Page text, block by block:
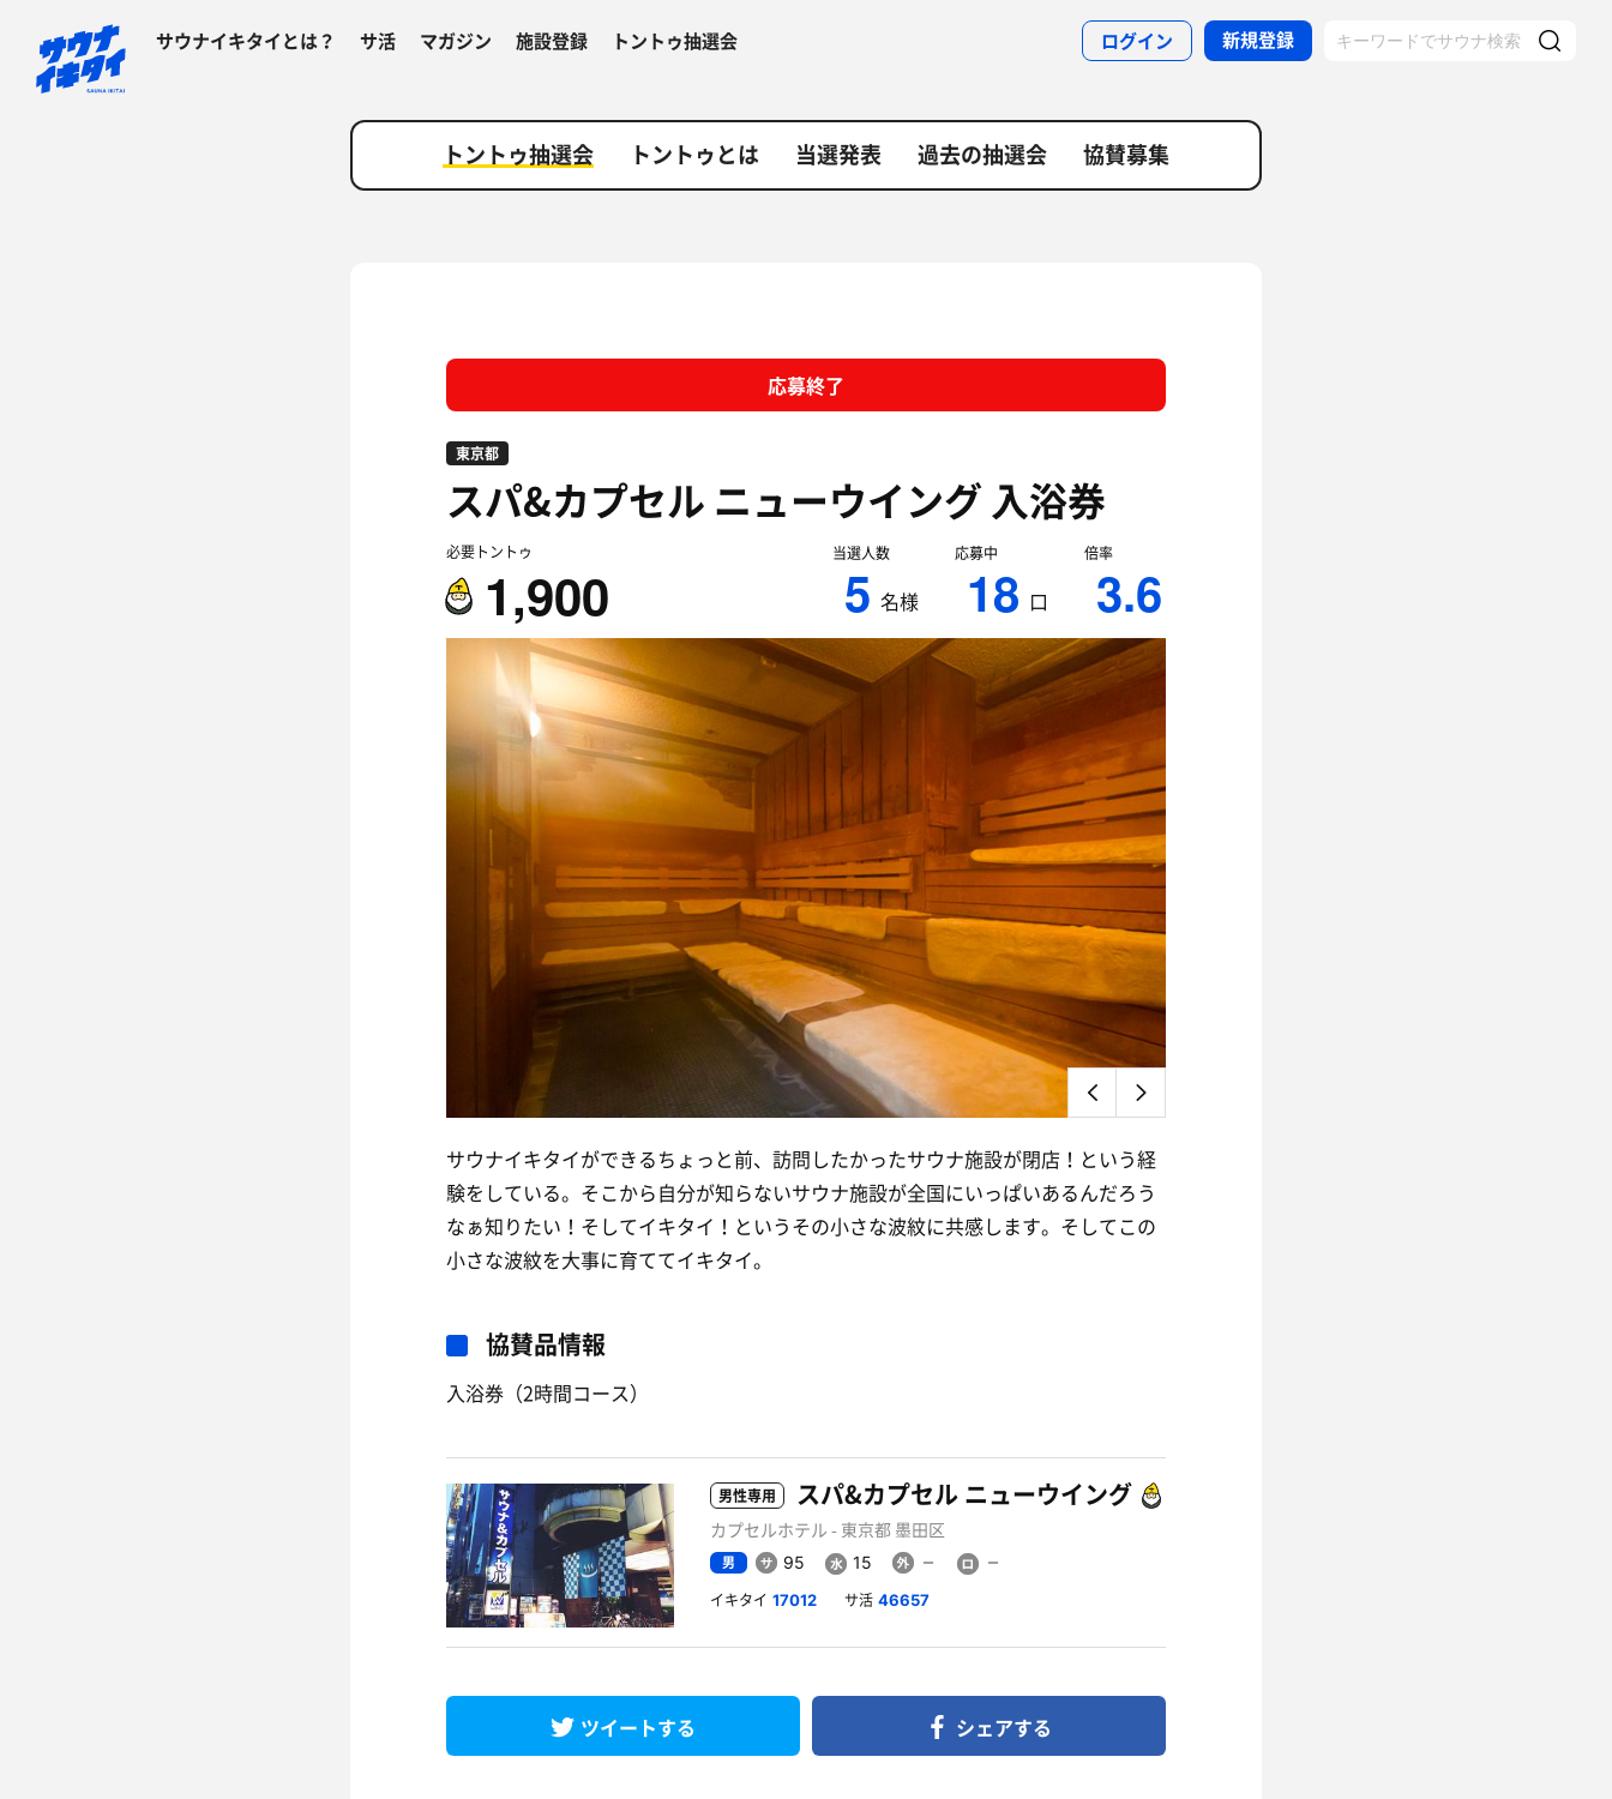
サウナイキタイとは？ サ活 マガジン 施設登録 トントゥ抽選会 ログイン 新規登録
トントゥ抽選会 トントゥとは 当選発表 過去の抽選会 協賛募集
応募終了
東京都
スパ&カプセル ニューウイング入浴券
必要トントゥ
1,900
当選人数
5 名様
応募中
18 口
倍率
3.6
サウナイキタイができるちょっと前、訪問したかったサウナ施設が閉店！という経
験をしている。そこから自分が知らないサウナ施設が全国にいっぱいあるんだろう
なぁ知りたい！そしてイキタイ！というその小さな波紋に共感します。そしてこの
小さな波紋を大事に育ててイキタイ。
協賛品情報
入浴券（2時間コース）
男性専用 スパ&カプセル ニューウイング
カプセルホテル - 東京都 墨田区
男 95 15
イキタイ 17012 サ活 46657
ツイートする シェアする